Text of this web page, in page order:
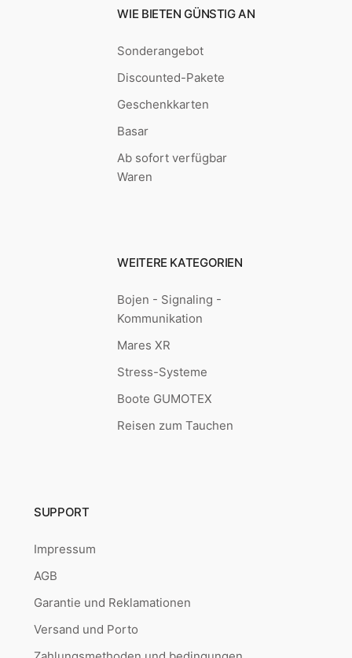
WIE BIETEN GÜNSTIG AN
Sonderangebot
Discounted-Pakete
Geschenkkarten
Basar
Ab sofort verfügbar
Waren
WEITERE KATEGORIEN
Bojen - Signaling -
Kommunikation
Mares XR
Stress-Systeme
Boote GUMOTEX
Reisen zum Tauchen
SUPPORT
Impressum
AGB
Garantie und Reklamationen
Versand und Porto